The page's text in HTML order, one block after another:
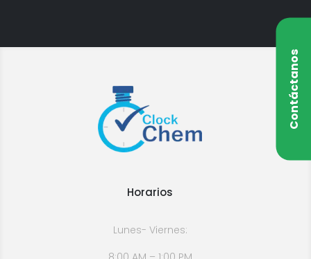
Contáctanos
Horarios
Lunes- Viernes: